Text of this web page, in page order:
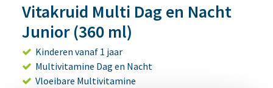
Vitakruid Multi Dag en Nacht
Junior (360 ml)
Kinderen vanaf 1 jaar
Multivitamine Dag en Nacht
Vloeibare Multivitamine